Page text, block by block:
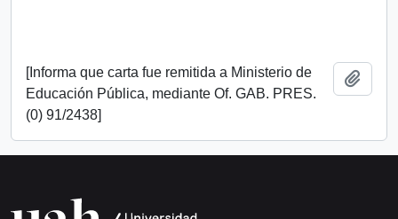
[Informa que carta fue remitida a Ministerio de
Educación Pública, mediante Of. GAB. PRES.
(0) 91/2438]